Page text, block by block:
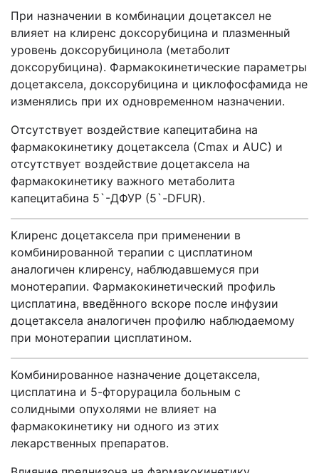
При назначении в комбинации доцетаксел не
влияет на клиренс доксорубицина и плазменный
уровень доксорубицинола (метаболит
доксорубицина). Фармакокинетические параметры
доцетаксела, доксорубицина и циклофосфамида не
изменялись при их одновременном назначении.
Отсутствует воздействие капецитабина на
фармакокинетику доцетаксела (Сmах и АUС) и
отсутствует воздействие доцетаксела на
фармакокинетику важного метаболита
капецитабина 5`-ДФУР (5`-DFUR).
Клиренс доцетаксела при применении в
комбинированной терапии с цисплатином
аналогичен клиренсу, наблюдавшемуся при
монотерапии. Фармакокинетический профиль
цисплатина, введённого вскоре после инфузии
доцетаксела аналогичен профилю наблюдаемому
при монотерапии цисплатином.
Комбинированное назначение доцетаксела,
цисплатина и 5-фторурацила больным с
солидными опухолями не влияет на
фармакокинетику ни одного из этих
лекарственных препаратов.